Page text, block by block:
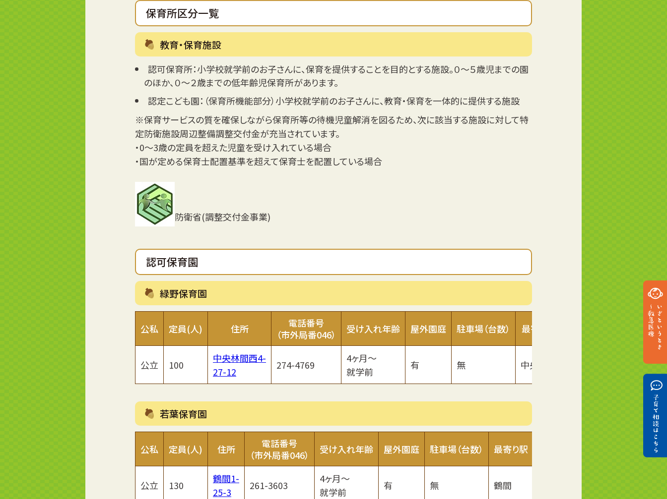
保育所区分一覧
教育・保育施設
認可保育所：小学校就学前のお子さんに、保育を提供することを目的とする施設。０～５歳児までの園
のほか、０～２歳までの低年齢児保育所があります。
認定こども園：（保育所機能部分）小学校就学前のお子さんに、教育・保育を一体的に提供する施設
※保育サービスの質を確保しながら保育所等の待機児童解消を図るため、次に該当する施設に対して特
定防衛施設周辺整備調整交付金が充当されています。
・0～3歳の定員を超えた児童を受け入れている場合
・国が定める保育士配置基準を超えて保育士を配置している場合
防衛省(調整交付金事業)
認可保育園
緑野保育園
公私 定員(人) 住所
電話番号
（市外局番046）
受け入れ年齢 屋外園庭 駐車場（台数） 最寄り駅
公立 100
中央林間西4-
27-12
274-4769
4ヶ月～
就学前
有 無 中央林間
若葉保育園
公私 定員(人) 住所
電話番号
（市外局番046）
受け入れ年齢 屋外園庭 駐車場（台数） 最寄り駅
公立 130
鶴間1-
25-3
261-3603
4ヶ月～
就学前
有 無 鶴間